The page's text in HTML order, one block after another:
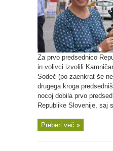
Za prvo predsednico
in volivci izvolili
Sodeč (po zaenkrat še
drugega kroga
nocoj dobila prvo
Republike Slovenije, saj
Preberi več »